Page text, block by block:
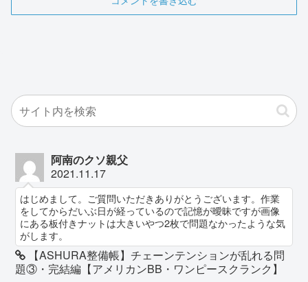
阿南のクソ親父
2021.11.17
はじめまして。ご質問いただきありがとうございます。作業
をしてからだいぶ日が経っているので記憶が曖昧ですが画像
にある板付きナットは大きいやつ2枚で問題なかったような気
がします。
【ASHURA整備帳】チェーンテンションが乱れる問
題③・完結編【アメリカンBB・ワンピースクランク】